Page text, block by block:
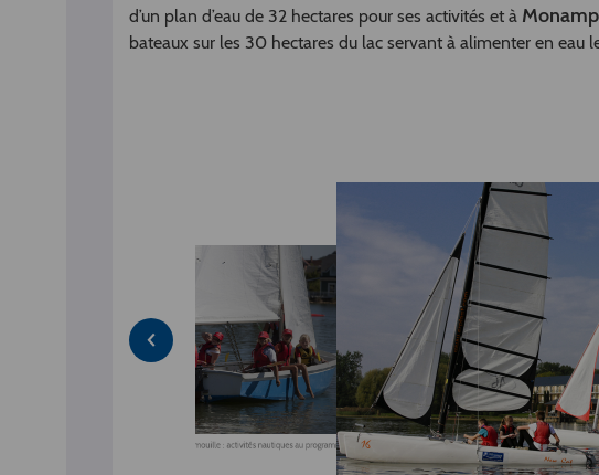
d’un plan d’eau de 32 hectares pour ses activités et à
bateaux sur les 30 hectares du lac servant à alimenter en eau le
Cap'Aisne à Chamouille : activités nautiques au programme !